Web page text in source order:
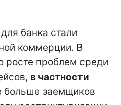
банка стали
коммерции. В
проблем среди
в частности
больше заемщиков